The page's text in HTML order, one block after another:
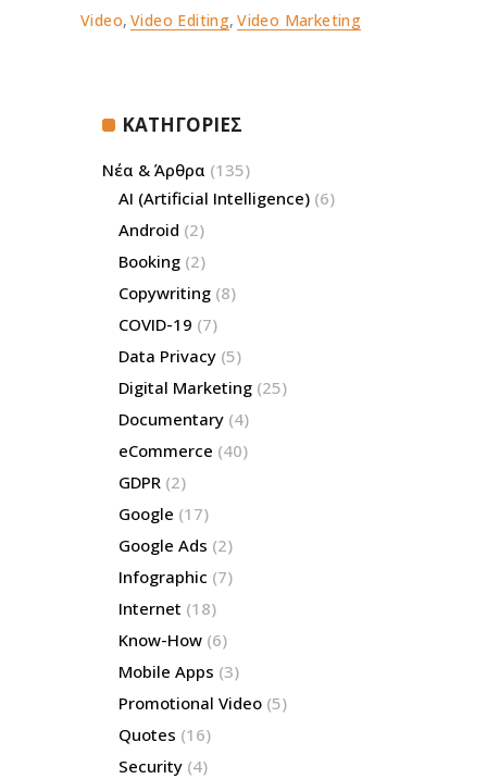
Video, Video Editing, Video Marketing
ΚΑΤΗΓΟΡΙΕΣ
Νέα & Άρθρα (135)
AI (Artificial Intelligence) (6)
Android (2)
Booking (2)
Copywriting (8)
COVID-19 (7)
Data Privacy (5)
Digital Marketing (25)
Documentary (4)
eCommerce (40)
GDPR (2)
Google (17)
Google Ads (2)
Infographic (7)
Internet (18)
Know-How (6)
Mobile Apps (3)
Promotional Video (5)
Quotes (16)
Security (4)